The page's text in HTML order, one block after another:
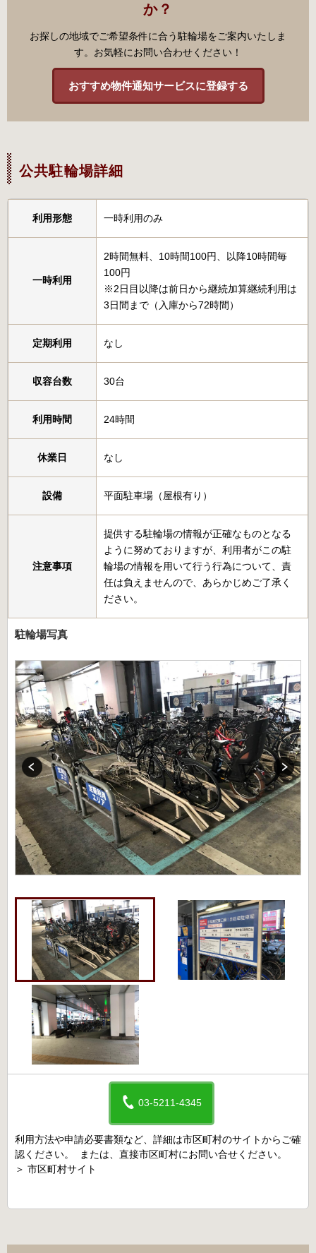
か？
お探しの地域でご希望条件に合う駐輪場をご案内いたしま
す。お気軽にお問い合わせください！
おすすめ物件通知サービスに登録する
公共駐輪場詳細
利用形態 一時利用のみ
一時利用
2時間無料、10時間100円、以降10時間毎
100円
※2日目以降は前日から継続加算継続利用は
3日間まで（入庫から72時間）
定期利用 なし
収容台数 30台
利用時間 24時間
休業日 なし
設備 平面駐車場（屋根有り）
注意事項
提供する駐輪場の情報が正確なものとなる
ように努めておりますが、利用者がこの駐
輪場の情報を用いて行う行為について、責
任は負えませんので、あらかじめご了承く
ださい。
駐輪場写真
03-5211-4345
利用方法や申請必要書類など、詳細は市区町村のサイトからご確
認ください。 または、直接市区町村にお問い合せください。
＞ 市区町村サイト